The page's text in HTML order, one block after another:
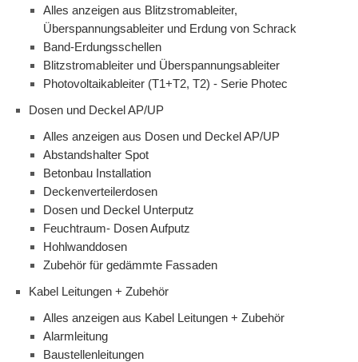
Alles anzeigen aus Blitzstromableiter,
Überspannungsableiter und Erdung von Schrack
Band-Erdungsschellen
Blitzstromableiter und Überspannungsableiter
Photovoltaikableiter (T1+T2, T2) - Serie Photec
Dosen und Deckel AP/UP
Alles anzeigen aus Dosen und Deckel AP/UP
Abstandshalter Spot
Betonbau Installation
Deckenverteilerdosen
Dosen und Deckel Unterputz
Feuchtraum- Dosen Aufputz
Hohlwanddosen
Zubehör für gedämmte Fassaden
Kabel Leitungen + Zubehör
Alles anzeigen aus Kabel Leitungen + Zubehör
Alarmleitung
Baustellenleitungen